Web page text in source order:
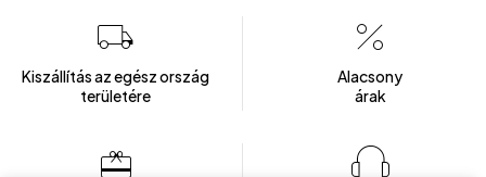
Kiszállítás az egész ország
területére
Alacsony
árak